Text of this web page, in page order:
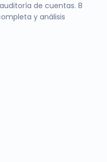
de cuentas. 8
y análisis